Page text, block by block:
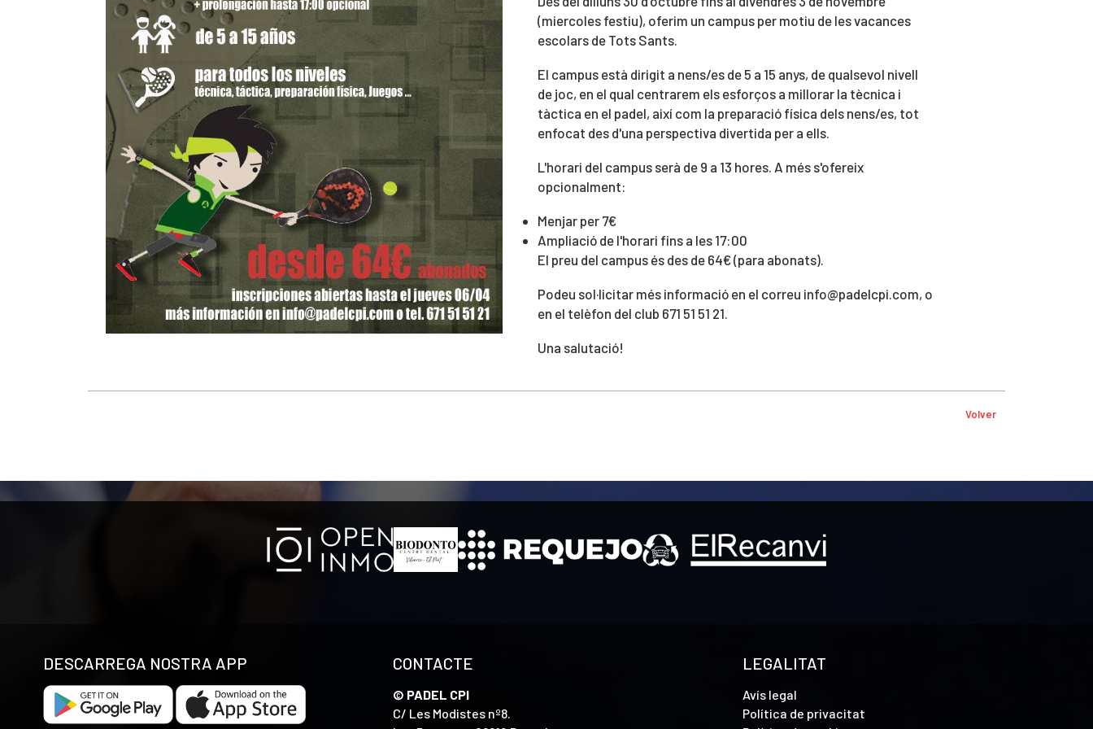
(miercoles festiu), oferim un campus per motiu de les vacances
escolars de Tots Sants.
El campus està dirigit a nens/es de 5 a 15 anys, de qualsevol nivell
de joc, en el qual centrarem els esforços a millorar la tècnica i
tàctica en el padel, així com la preparació física dels nens/es, tot
enfocat des d'una perspectiva divertida per a ells.
L'horari del campus serà de 9 a 13 hores. A més s'ofereix
opcionalment:
Menjar per 7€
Ampliació de l'horari fins a les 17:00
El preu del campus és des de 64€ (para abonats).
Podeu sol·licitar més informació en el correu info@padelcpi.com, o
en el telèfon del club 671 51 51 21.
Una salutació!
Volver
DESCARREGA NOSTRA APP CONTACTE
© PADEL CPI
C/ Les Modistes nº8.
LEGALITAT
Avís legal
Política de privacitat